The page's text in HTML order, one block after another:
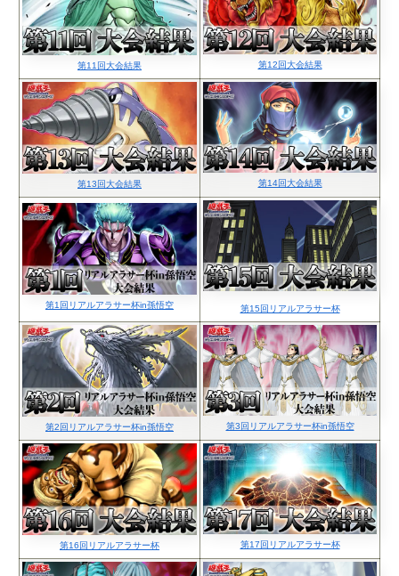
第11回大会結果 第12回大会結果
第13回大会結果 第14回大会結果
第1回リアルアラサー杯in孫悟空 第15回リアルアラサー杯
第2回リアルアラサー杯in孫悟空 第3回リアルアラサー杯in孫悟空
第16回リアルアラサー杯 第17回リアルアラサー杯